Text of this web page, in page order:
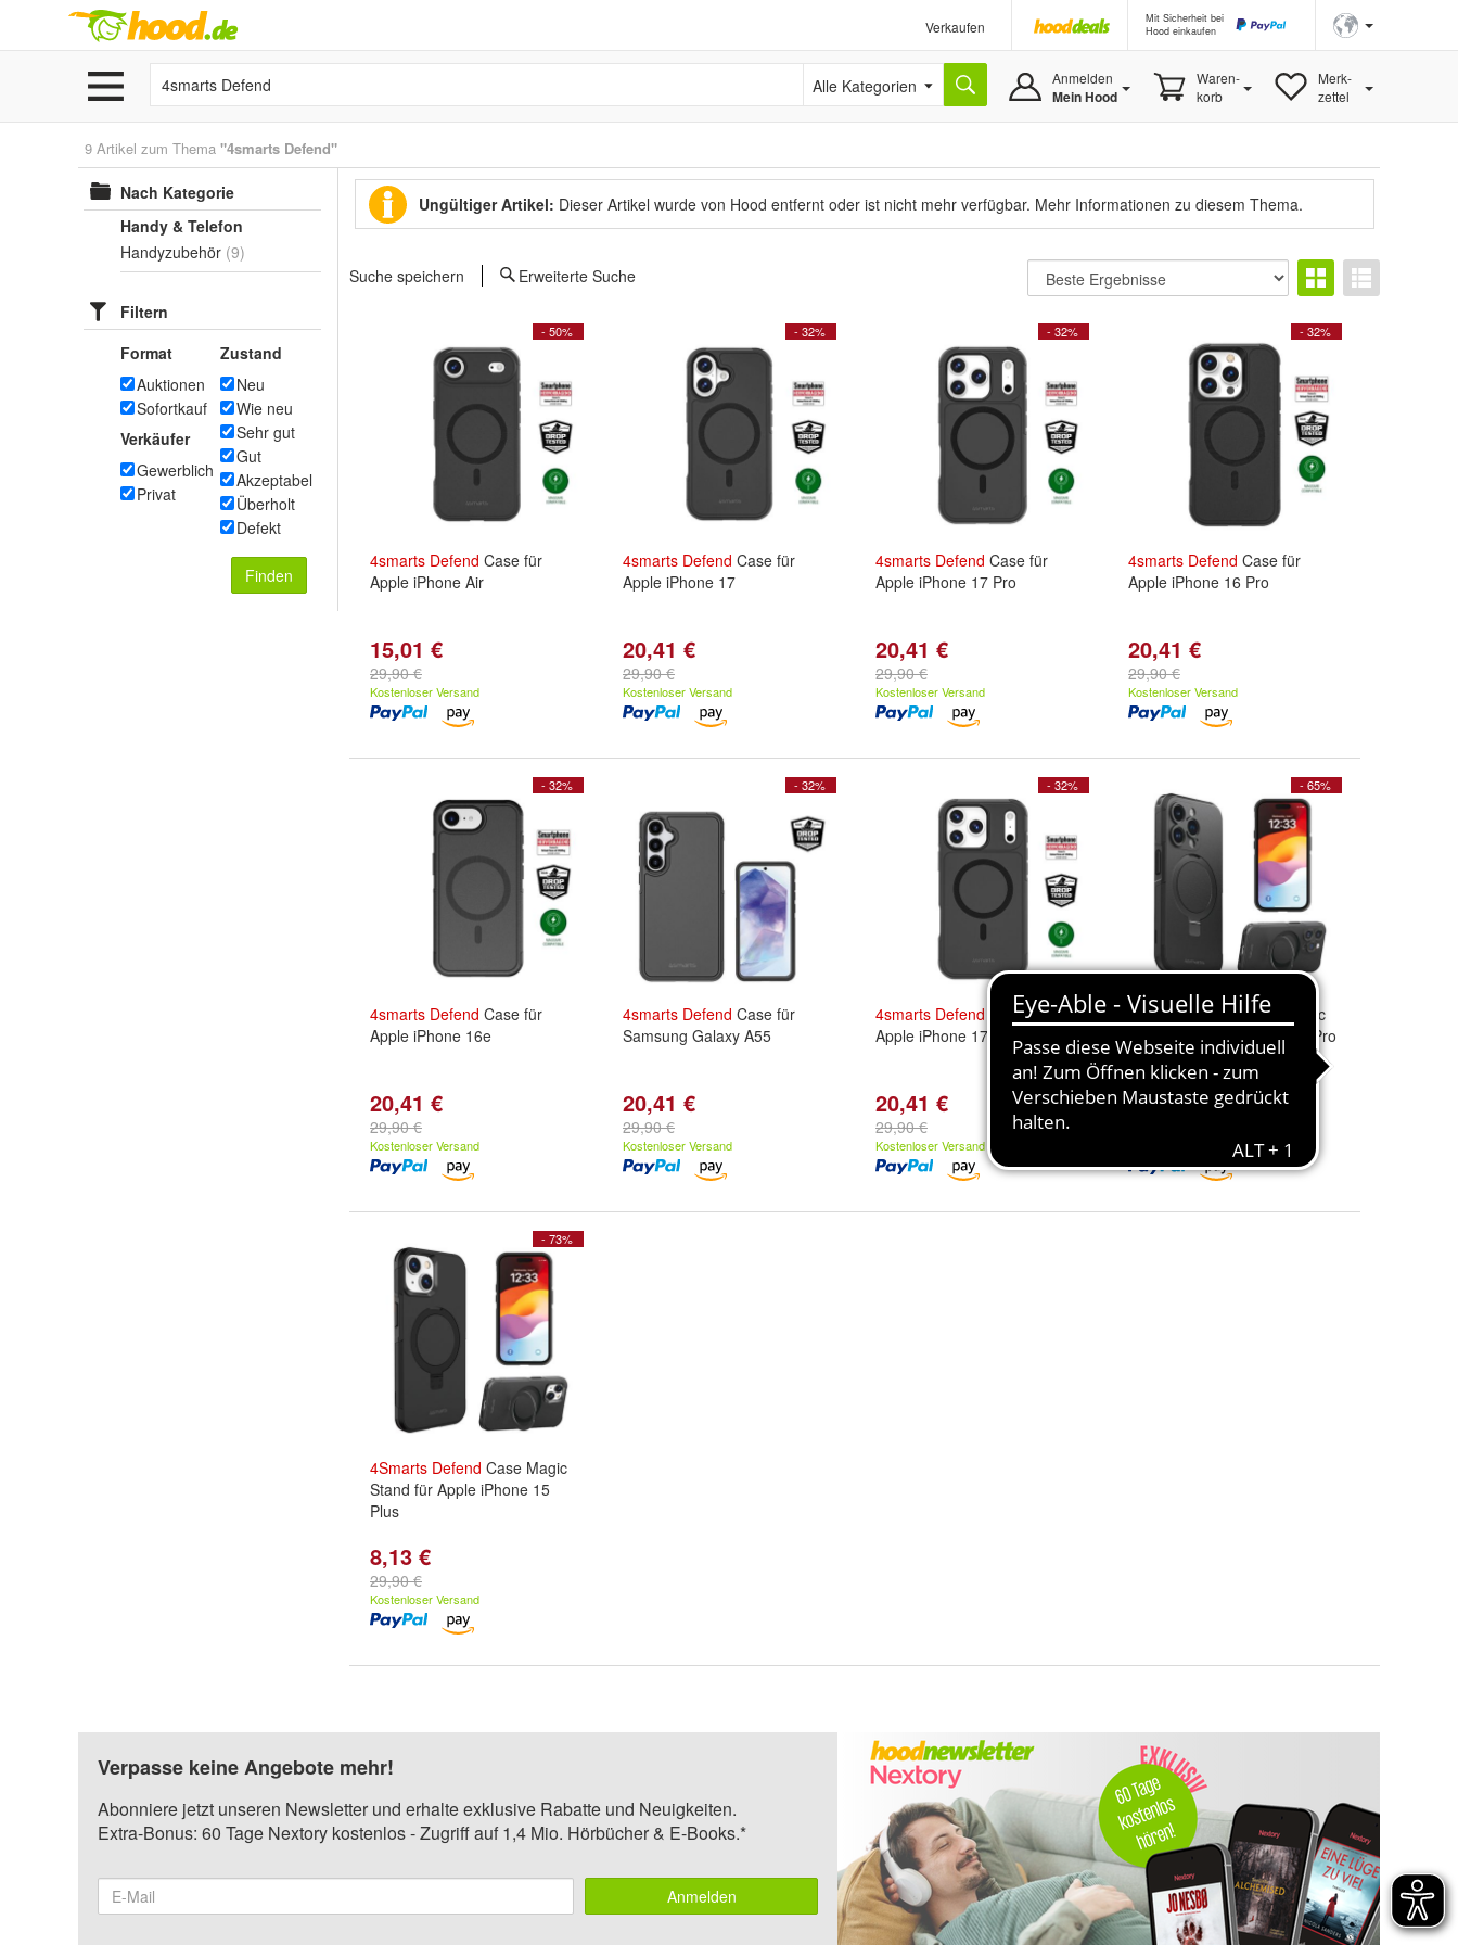
Verkaufen
Mit Sicherheit bei
Hood einkaufen
Alle Kategorien Anmelden
Mein Hood
Waren-
korb
Merk-
zettel
9 Artikel zum Thema "4smarts Defend"
Nach Kategorie
Handy & Telefon
Handyzubehör (9)
Filtern
Format
Auktionen
Sofortkauf
Verkäufer
Gewerblich
Privat
Zustand
Neu
Wie neu
Sehr gut
Gut
Akzeptabel
Überholt
Defekt
Finden
Ungültiger Artikel: Dieser Artikel wurde von Hood entfernt oder ist nicht mehr verfügbar. Mehr Informationen zu diesem Thema.
Suche speichern Erweiterte Suche
- 50%
4smarts Defend Case für
Apple iPhone Air
15,01 €
29,90 €
Kostenloser Versand
- 32%
4smarts Defend Case für
Apple iPhone 17
20,41 €
29,90 €
Kostenloser Versand
- 32%
4smarts Defend Case für
Apple iPhone 17 Pro
20,41 €
29,90 €
Kostenloser Versand
- 32%
4smarts Defend Case für
Apple iPhone 16 Pro
20,41 €
29,90 €
Kostenloser Versand
- 32%
4smarts Defend Case für
Apple iPhone 16e
20,41 €
29,90 €
Kostenloser Versand
- 32%
4smarts Defend Case für
Samsung Galaxy A55
20,41 €
29,90 €
Kostenloser Versand
- 32%
4smarts Defend Case für
Apple iPhone 17 Pro Max
20,41 €
29,90 €
Kostenloser Versand
- 65%
4Smarts DefendCase Magic
Stand für Apple iPhone 15 Pro
10,45 €
Kostenloser Versand
- 73%
4Smarts Defend Case Magic
Stand für Apple iPhone 15
Plus
8,13 €
29,90 €
Kostenloser Versand
Verpasse keine Angebote mehr!
Abonniere jetzt unseren Newsletter und erhalte exklusive Rabatte und Neuigkeiten.
Extra-Bonus: 60 Tage Nextory kostenlos - Zugriff auf 1,4 Mio. Hörbücher & E-Books.*
Anmelden